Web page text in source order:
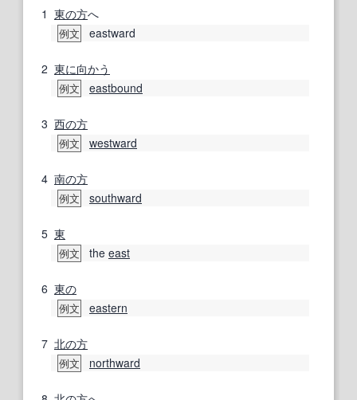
1 東の方へ
例文 eastward
2 東に向かう
例文 eastbound
3 西の方
例文 westward
4 南の方
例文 southward
5 東
例文 the east
6 東の
例文 eastern
7 北の方
例文 northward